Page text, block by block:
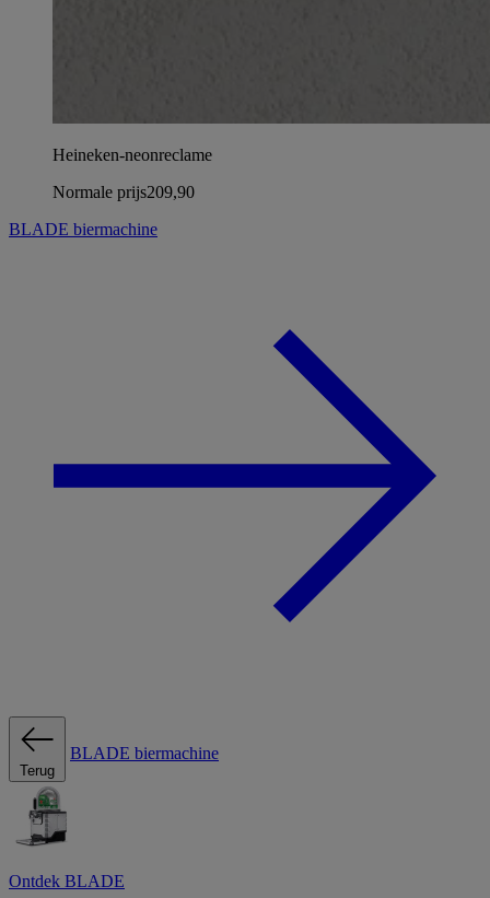
Heineken-neonreclame
Normale prijs209,90
BLADE biermachine
Terug
BLADE biermachine
Ontdek BLADE